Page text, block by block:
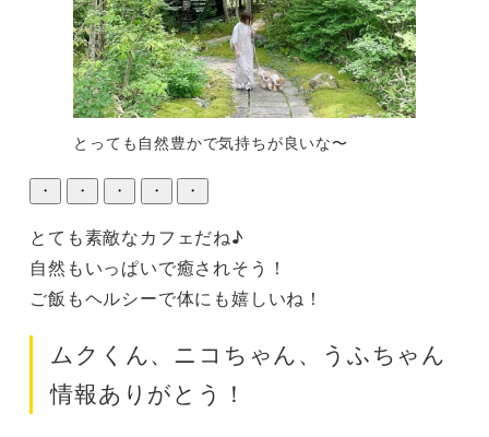
とっても自然豊かで気持ちが良いな〜
・ ・ ・ ・ ・
とても素敵なカフェだね♪
自然もいっぱいで癒されそう！
ご飯もヘルシーで体にも嬉しいね！
ムクくん、ニコちゃん、うふちゃん
情報ありがとう！